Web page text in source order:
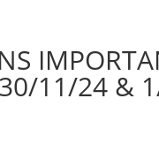
11/24 &